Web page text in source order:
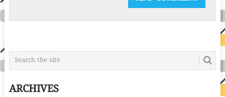
ARCHIVES